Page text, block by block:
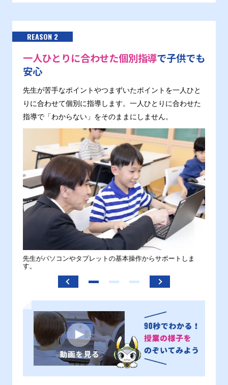
REASON 2
一人ひとりに合わせた個別指導で子供でも
安心
先生が苦手なポイントやつまずいたポイントを一人ひと
りに合わせて個別に指導します。一人ひとりに合わせた
指導で「わからない」をそのままにしません。
先生がパソコンやタブレットの基本操作からサポートしま
す。